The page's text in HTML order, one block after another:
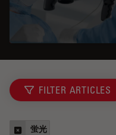
FILTER ARTICLES
蛍光